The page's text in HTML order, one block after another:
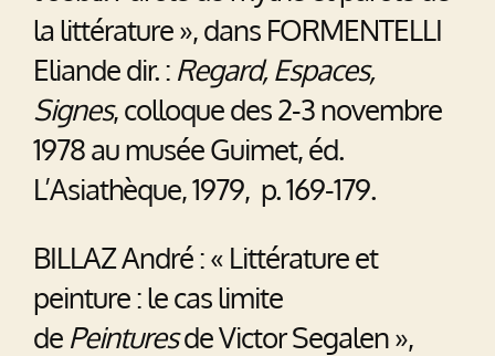
la littérature », dans FORMENTELLI
Eliande dir. : Regard, Espaces,
Signes, colloque des 2-3 novembre
1978 au musée Guimet, éd.
L’Asiathèque, 1979, p. 169-179.
BILLAZ André : « Littérature et
peinture : le cas limite
de Peinturesde Victor Segalen »,